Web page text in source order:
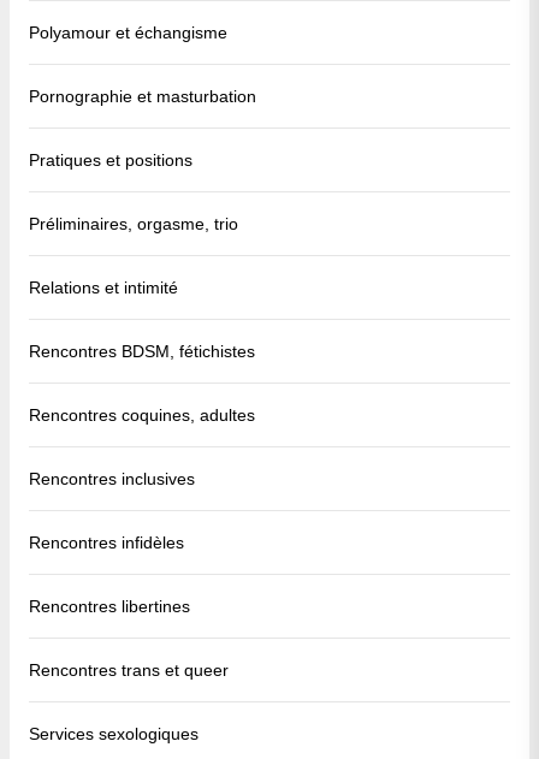
Polyamour et échangisme
Pornographie et masturbation
Pratiques et positions
Préliminaires, orgasme, trio
Relations et intimité
Rencontres BDSM, fétichistes
Rencontres coquines, adultes
Rencontres inclusives
Rencontres infidèles
Rencontres libertines
Rencontres trans et queer
Services sexologiques